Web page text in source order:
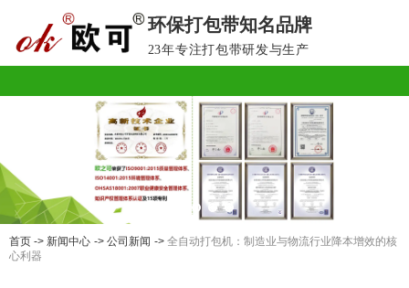
欢迎光临欧之可环保包装官方网站！环保打包带知名品牌
23年专注打包带研发与生产
首页 -> 新闻中心 -> 公司新闻 -> 全自动打包机：制造业与物流行业降本增效的核
心利器